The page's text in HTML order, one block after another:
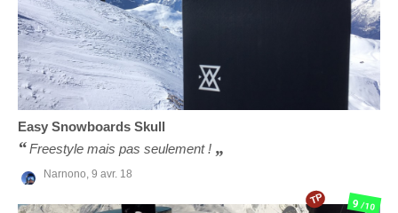
Easy Snowboards Skull
Freestyle mais pas seulement !
Narnono, 9 avr. 18
9/10
TP